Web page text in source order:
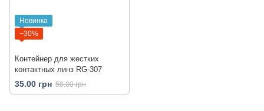
Новинка
−30%
Контейнер для жестких
контактных линз RG-307
35.00 грн 50.00 грн